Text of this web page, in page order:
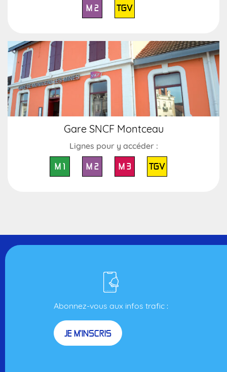
M 2
TGV
Gare SNCF Montceau
Lignes pour y accéder :
M 1
M 2 M 3 TGV
Abonnez-vous aux infos trafic :
JE M'INSCRIS